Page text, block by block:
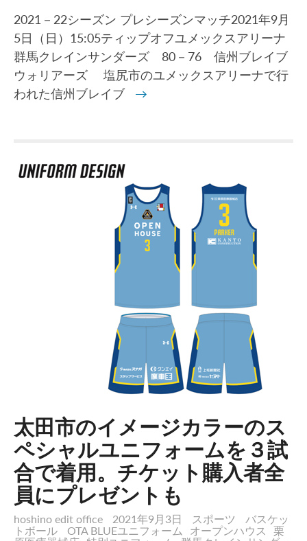
2021－22シーズン プレシーズンマッチ2021年9月
5日（日）15:05ティップオフユメックスアリーナ
群馬クレインサンダーズ 80－76 信州ブレイブ
ウォリアーズ 塩尻市のユメックスアリーナで行
われた信州ブレイブ→
太田市のイメージカラーのス
ペシャルユニフォームを３試
合で着用。チケット購入者全
員にプレゼントも
hoshino edit office 2021年9月3日 スポーツ
バスケッ
トボール
OTA BLUEユニフォーム オープンハウス
栗